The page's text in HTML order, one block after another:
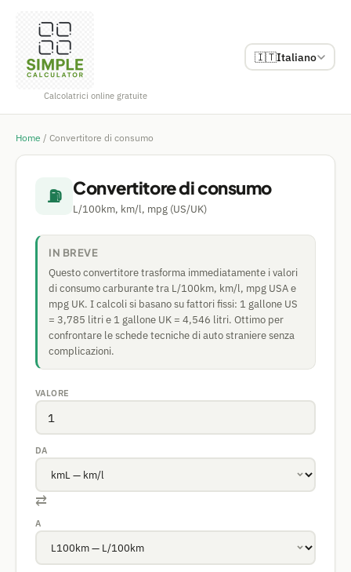
Calcolatrici online gratuite
🇮🇹Italiano
Home / Convertitore di consumo
⛽ Convertitore di consumo
L/100km, km/l, mpg (US/UK)
IN BREVE
Questo convertitore trasforma immediatamente i valori
di consumo carburante tra L/100km, km/l, mpg USA e
mpg UK. I calcoli si basano su fattori fissi: 1 gallone US
= 3,785 litri e 1 gallone UK = 4,546 litri. Ottimo per
confrontare le schede tecniche di auto straniere senza
complicazioni.
VALORE
DA
⇄
A